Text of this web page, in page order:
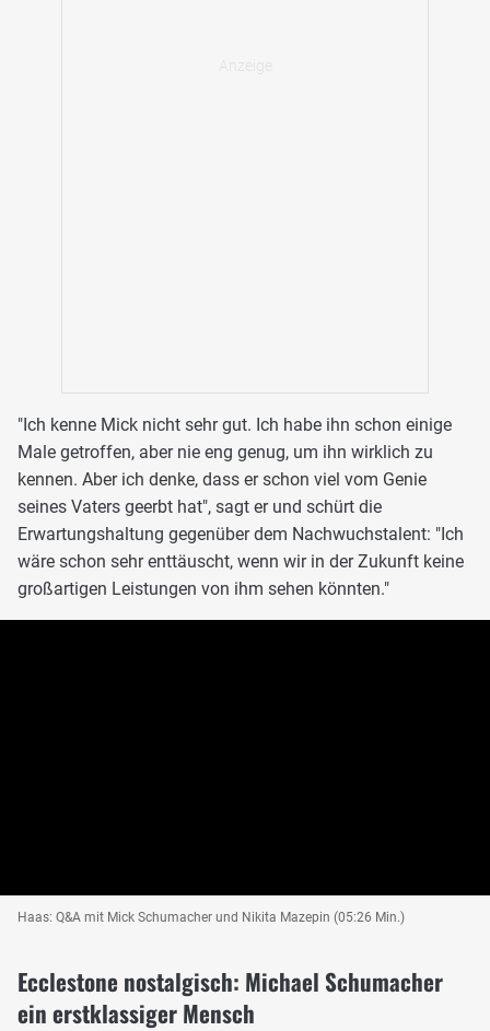
"Ich kenne Mick nicht sehr gut. Ich habe ihn schon einige
Male getroffen, aber nie eng genug, um ihn wirklich zu
kennen. Aber ich denke, dass er schon viel vom Genie
seines Vaters geerbt hat", sagt er und schürt die
Erwartungshaltung gegenüber dem Nachwuchstalent: "Ich
wäre schon sehr enttäuscht, wenn wir in der Zukunft keine
großartigen Leistungen von ihm sehen könnten."
Haas: Q&A mit Mick Schumacher und Nikita Mazepin (05:26 Min.)
Ecclestone nostalgisch: Michael Schumacher
ein erstklassiger Mensch